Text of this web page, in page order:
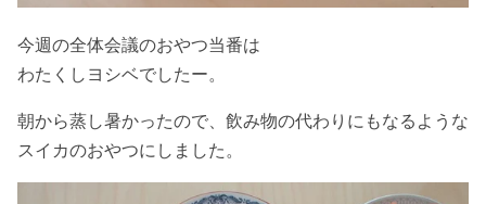
今週の全体会議のおやつ当番は
わたくしヨシベでしたー。
朝から蒸し暑かったので、飲み物の代わりにもなるような
スイカのおやつにしました。